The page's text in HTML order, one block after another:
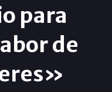
para
de